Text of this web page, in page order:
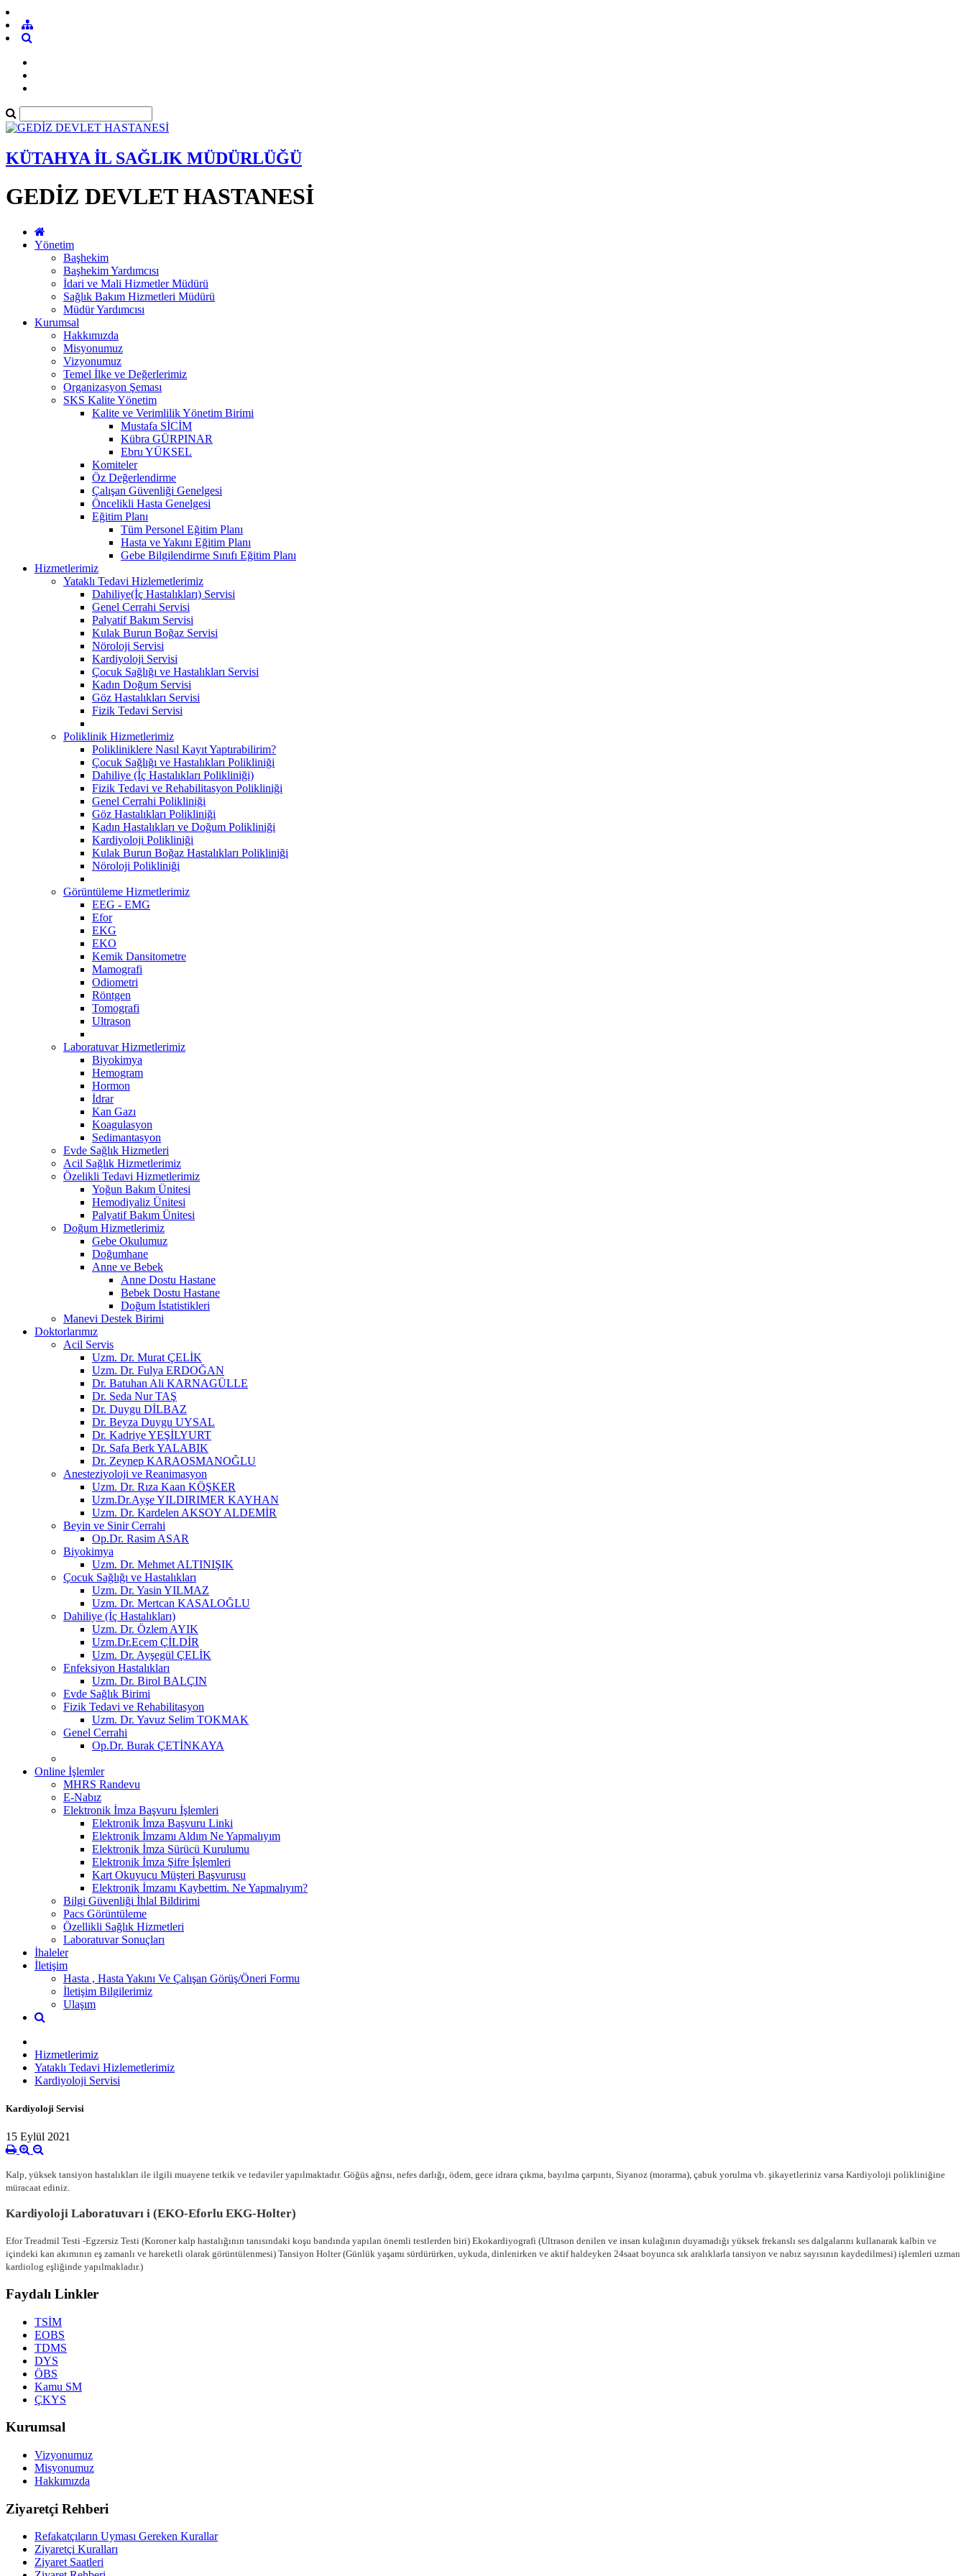
KÜTAHYA İL SAĞLIK MÜDÜRLÜĞÜ
GEDİZ DEVLET HASTANESİ
Yönetim
Başhekim
Başhekim Yardımcısı
İdari ve Mali Hizmetler Müdürü
Sağlık Bakım Hizmetleri Müdürü
Müdür Yardımcısı
Kurumsal
Hakkımızda
Misyonumuz
Vizyonumuz
Temel İlke ve Değerlerimiz
Organizasyon Şeması
SKS Kalite Yönetim
Kalite ve Verimlilik Yönetim Birimi
Mustafa SİCİM
Kübra GÜRPINAR
Ebru YÜKSEL
Komiteler
Öz Değerlendirme
Çalışan Güvenliği Genelgesi
Öncelikli Hasta Genelgesi
Eğitim Planı
Tüm Personel Eğitim Planı
Hasta ve Yakını Eğitim Planı
Gebe Bilgilendirme Sınıfı Eğitim Planı
Hizmetlerimiz
Yataklı Tedavi Hizlemetlerimiz
Dahiliye(İç Hastalıkları) Servisi
Genel Cerrahi Servisi
Palyatif Bakım Servisi
Kulak Burun Boğaz Servisi
Nöroloji Servisi
Kardiyoloji Servisi
Çocuk Sağlığı ve Hastalıkları Servisi
Kadın Doğum Servisi
Göz Hastalıkları Servisi
Fizik Tedavi Servisi
Poliklinik Hizmetlerimiz
Polikliniklere Nasıl Kayıt Yaptırabilirim?
Çocuk Sağlığı ve Hastalıkları Polikliniği
Dahiliye (İç Hastalıkları Polikliniği)
Fizik Tedavi ve Rehabilitasyon Polikliniği
Genel Cerrahi Polikliniği
Göz Hastalıkları Polikliniği
Kadın Hastalıkları ve Doğum Polikliniği
Kardiyoloji Polikliniği
Kulak Burun Boğaz Hastalıkları Polikliniği
Nöroloji Polikliniği
Görüntüleme Hizmetlerimiz
EEG - EMG
Efor
EKG
EKO
Kemik Dansitometre
Mamografi
Odiometri
Röntgen
Tomografi
Ultrason
Laboratuvar Hizmetlerimiz
Biyokimya
Hemogram
Hormon
İdrar
Kan Gazı
Koagulasyon
Sedimantasyon
Evde Sağlık Hizmetleri
Acil Sağlık Hizmetlerimiz
Özelikli Tedavi Hizmetlerimiz
Yoğun Bakım Ünitesi
Hemodiyaliz Ünitesi
Palyatif Bakım Ünitesi
Doğum Hizmetlerimiz
Gebe Okulumuz
Doğumhane
Anne ve Bebek
Anne Dostu Hastane
Bebek Dostu Hastane
Doğum İstatistikleri
Manevi Destek Birimi
Doktorlarımız
Acil Servis
Uzm. Dr. Murat ÇELİK
Uzm. Dr. Fulya ERDOĞAN
Dr. Batuhan Ali KARNAGÜLLE
Dr. Seda Nur TAŞ
Dr. Duygu DİLBAZ
Dr. Beyza Duygu UYSAL
Dr. Kadriye YEŞİLYURT
Dr. Safa Berk YALABIK
Dr. Zeynep KARAOSMANOĞLU
Anesteziyoloji ve Reanimasyon
Uzm. Dr. Rıza Kaan KÖŞKER
Uzm.Dr.Ayşe YILDIRIMER KAYHAN
Uzm. Dr. Kardelen AKSOY ALDEMİR
Beyin ve Sinir Cerrahi
Op.Dr. Rasim ASAR
Biyokimya
Uzm. Dr. Mehmet ALTINIŞIK
Çocuk Sağlığı ve Hastalıkları
Uzm. Dr. Yasin YILMAZ
Uzm. Dr. Mertcan KASALOĞLU
Dahiliye (İç Hastalıkları)
Uzm. Dr. Özlem AYIK
Uzm.Dr.Ecem ÇİLDİR
Uzm. Dr. Ayşegül ÇELİK
Enfeksiyon Hastalıkları
Uzm. Dr. Birol BALÇIN
Evde Sağlık Birimi
Fizik Tedavi ve Rehabilitasyon
Uzm. Dr. Yavuz Selim TOKMAK
Genel Cerrahi
Op.Dr. Burak ÇETİNKAYA
Online İşlemler
MHRS Randevu
E-Nabız
Elektronik İmza Başvuru İşlemleri
Elektronik İmza Başvuru Linki
Elektronik İmzamı Aldım Ne Yapmalıyım
Elektronik İmza Sürücü Kurulumu
Elektronik İmza Şifre İşlemleri
Kart Okuyucu Müşteri Başvurusu
Elektronik İmzamı Kaybettim. Ne Yapmalıyım?
Bilgi Güvenliği İhlal Bildirimi
Pacs Görüntüleme
Özellikli Sağlık Hizmetleri
Laboratuvar Sonuçları
İhaleler
İletişim
Hasta , Hasta Yakını Ve Çalışan Görüş/Öneri Formu
İletişim Bilgilerimiz
Ulaşım
Hizmetlerimiz
Yataklı Tedavi Hizlemetlerimiz
Kardiyoloji Servisi
Kardiyoloji Servisi
15 Eylül 2021
Kalp, yüksek tansiyon hastalıkları ile ilgili muayene tetkik ve tedaviler yapılmaktadır. Göğüs ağrısı, nefes darlığı, ödem, gece idrara çıkma, bayılma çarpıntı, Siyanoz (morarma), çabuk yorulma vb. şikayetleriniz varsa Kardiyoloji polikliniğine
müracaat ediniz.
Kardiyoloji Laboratuvarı i (EKO-Eforlu EKG-Holter)
Efor Treadmil Testi -Egzersiz Testi (Koroner kalp hastalığının tanısındaki koşu bandında yapılan önemli testlerden biri) Ekokardiyografi (Ultrason denilen ve insan kulağının duyamadığı yüksek frekanslı ses dalgalarını kullanarak kalbin ve
içindeki kan akımının eş zamanlı ve hareketli olarak görüntülenmesi) Tansiyon Holter (Günlük yaşamı sürdürürken, uykuda, dinlenirken ve aktif haldeyken 24saat boyunca sık aralıklarla tansiyon ve nabız sayısının kaydedilmesi) işlemleri uzman
kardiolog eşliğinde yapılmakladır.)
Faydalı Linkler
TSİM
EOBS
TDMS
DYS
ÖBS
Kamu SM
ÇKYS
Kurumsal
Vizyonumuz
Misyonumuz
Hakkımızda
Ziyaretçi Rehberi
Refakatçıların Uyması Gereken Kurallar
Ziyaretçi Kuralları
Ziyaret Saatleri